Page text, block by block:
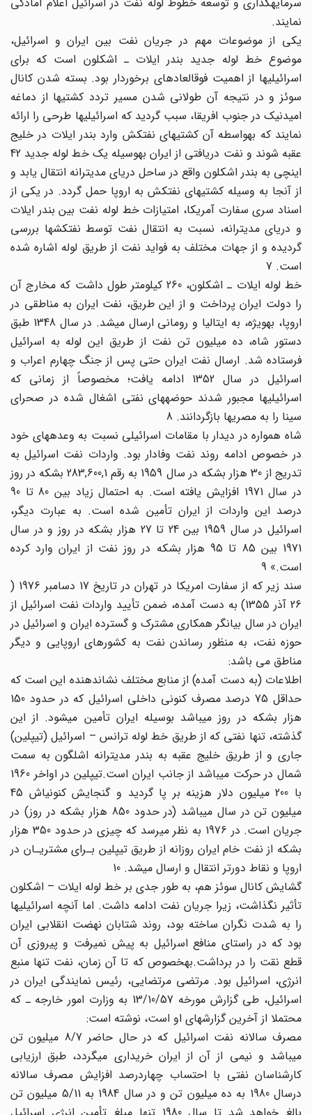
نمایند.
یکی از موضوعات مهم در جریان نفت بین ایران و اسرائیل،
موضوع خط لوله جدید بندر ایلات ـ اشکلون است که برای
اسرائیلی‎ها از اهمیت فوق‎العاده‎ای برخوردار بود. بسته شدن کانال
سوئز و در نتیجه آن طولانی شدن مسیر تردد کشتیها از دماغه
امیدنیک در جنوب افریقا، سبب گردید که اسرائیلی‎ها طرحی را ارائه
نمایند که به‎واسطه آن کشتیهای نفتکش وارد بندر ایلات در خلیج
عقبه شوند و نفت دریافتی از ایران به‎وسیله یک خط لوله جدید 42
اینچی به بندر اشکلون واقع در ساحل دریای مدیترانه انتقال یابد و
از آنجا به وسیله کشتیهای نفتکش به اروپا حمل گردد. در یکی از
اسناد سری سفارت آمریکا، امتیازات خط لوله نفت بین بندر ایلات
و دریای مدیترانه، نسبت به انتقال نفت توسط نفتکشها بررسی
گردیده و از جهات مختلف به فواید نفت از طریق لوله اشاره شده
است. 7
خط لوله ایلات ـ اشکلون، 260 کیلومتر طول داشت که مخارج آن
را دولت ایران پرداخت و از این طریق، نفت ایران به مناطقی در
اروپا، به‎ویژه، به ایتالیا و رومانی ارسال می‎شد. در سال 1348 طبق
دستور شاه، ده میلیون تن نفت از طریق این لوله به اسرائیل
فرستاده شد. ارسال نفت ایران حتی پس از جنگ چهارم اعراب و
اسرائیل در سال 1352 ادامه یافت؛ مخصوصاً از زمانی که
اسرائیلی‎ها مجبور شدند حوضه‎های نفتی اشغال شده در صحرای
سینا را به مصری‎ها بازگردانند. 8
شاه همواره در دیدار با مقامات اسرائیلی نسبت به وعده‎های خود
در خصوص ادامه روند نفت وفادار بود. واردات نفت اسرائیل به
تدریج از 30 هزار بشکه در سال 1959 به رقم 283,600,1 بشکه در روز
در سال 1971 افزایش یافته است. به احتمال زیاد بین 80 تا 90
درصد این واردات از ایران تأمین شده است. به عبارت دیگر،
اسرائیل در سال 1959 بین 24 تا 27 هزار بشکه در روز و در سال
1971 بین 85 تا 95 هزار بشکه در روز نفت از ایران وارد کرده
است.» 9
سند زیر که از سفارت امریکا در تهران در تاریخ 17 دسامبر 1976 (
26 آذر 1355) به دست آمده، ضمن تأیید واردات نفت اسرائیل از
ایران در سال بیانگر همکاری مشترک و گسترده ایران و اسرائیل در
حوزه نفت، به منظور رساندن نفت به کشورهای اروپایی و دیگر
مناطق می باشد:
اطلاعات (به دست آمده) از منابع مختلف نشان‎دهنده این است که
حداقل 75 درصد مصرف کنونی داخلی اسرائیل که در حدود 150
هزار بشکه در روز میباشد بوسیله ایران تأمین می‎شود. از این
گذشته، تنها نفتی که از طریق خط لوله ترانس – اسرائیل (تیپلین)
جاری و از طریق خلیج عقبه به بندر مدیترانه اشلگون به سمت
شمال در حرکت می‎باشد از جانب ایران است.تیپلین در اواخر 1960
با 200 میلیون دلار هزینه بر پا گردید و گنجایش کنونی‎اش 45
میلیون تن در سال می‎باشد (در حدود 850 هزار بشکه در روز) در
جریان است. در 1976 به نظر می‎رسد که چیزی در حدود 350 هزار
بشکه از نفت خام ایران روزانه از طریق تیپلین بـرای مشتریـان در
اروپا و نقاط دورتر انتقال و ارسال می‎شد. 10
گشایش کانال سوئز هم، به طور جدی بر خط لوله ایلات – اشکلون
تأثیر نگذاشت، زیرا جریان نفت ادامه داشت. اما آنچه اسرائیلی‎ها
را به شدت نگران ساخته بود، روند شتابان نهضت انقلابی ایران
بود که در راستای منافع اسرائیل به پیش نمی‎رفت و پیروزی آن
قطع نقت را در برداشت.به‎خصوص که تا آن زمان، نفت تنها منبع
انرژی، اسرائیل بود. مرتضی مرتضایی، رئیس نمایندگی ایران در
اسرائیل، طی گزارش مورخه 13/10/57 به وزارت امور خارجه ـ که
محتملا از آخرین گزارشهای او است، نوشته است:
مصرف سالانه نفت اسرائیل که در حال حاضر 8/7 میلیون تن
می‎باشد و نیمی از آن از ایران خریداری می‎گردد، طبق ارزیابی
کارشناسان نفتی با احتساب چهاردرصد افزایش مصرف سالانه
درسال 1980 به ده میلیون تن و در سال 1984 به 5/11 میلیون تن